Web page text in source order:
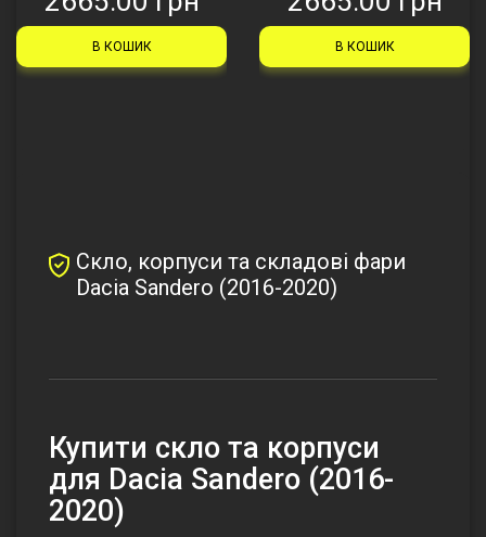
В КОШИК В КОШИК
Скло, корпуси та складові фари
Dacia Sandero (2016-2020)
Купити скло та корпуси
для Dacia Sandero (2016-
2020)